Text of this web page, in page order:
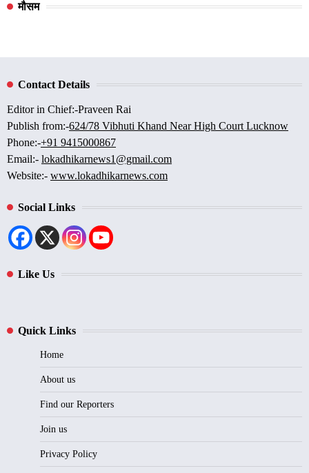
मौसम
Contact Details
Editor in Chief:-Praveen Rai
Publish from:-624/78 Vibhuti Khand Near High Court Lucknow
Phone:-+91 9415000867
Email:- lokadhikarnews1@gmail.com
Website:- www.lokadhikarnews.com
Social Links
Like Us
Quick Links
Home
About us
Find our Reporters
Join us
Privacy Policy